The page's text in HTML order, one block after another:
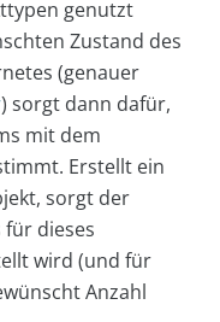
genutzt
Zustand des
(genauer
) sorgt dann dafür,
mit dem
Erstellt ein
sorgt der
dieses
wird (und für
Anzahl